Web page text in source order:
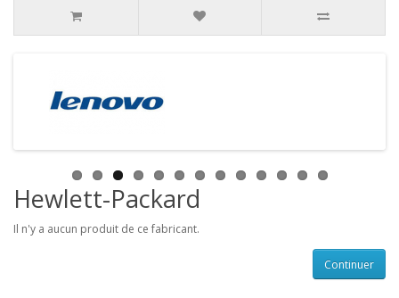
Hewlett-Packard
Il n'y a aucun produit de ce fabricant.
Continuer